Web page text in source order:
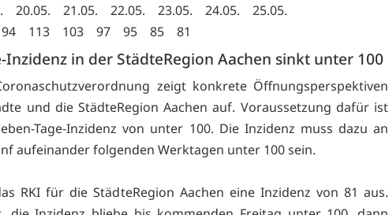
20.05. 21.05. 22.05. 23.05. 24.05. 25.05.
94 113 103 97 95 85 81
Inzidenz in der StädteRegion Aachen sinkt unter 100
zeigt konkrete Öffnungsperspektiven
und die StädteRegion Aachen auf. Voraussetzung dafür ist
Tage-Inzidenz von unter 100. Die Inzidenz muss dazu an
aufeinander folgenden Werktagen unter 100 sein.
RKI für die StädteRegion Aachen eine Inzidenz von 81 aus.